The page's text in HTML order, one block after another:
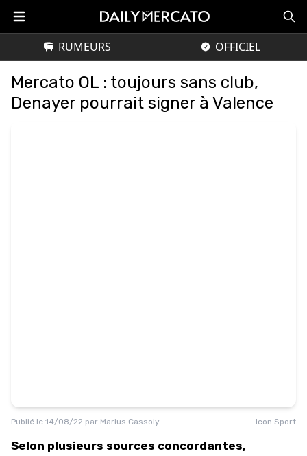
RUMEURS OFFICIEL
Mercato OL : toujours sans club,
Denayer pourrait signer à Valence
Publié le 14/08/22 par Marius Cassoly Icon Sport
Selon plusieurs sources concordantes,